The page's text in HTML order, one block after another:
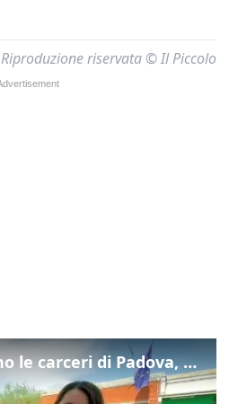
Riproduzione riservata © Il Piccolo
Gli avvocati visitano le carceri di Padova, ecco cosa hanno trovato